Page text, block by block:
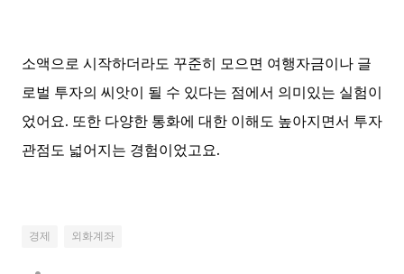
소액으로 시작하더라도 꾸준히 모으면 여행자금이나 글
로벌 투자의 씨앗이 될 수 있다는 점에서 의미있는 실험이
었어요. 또한 다양한 통화에 대한 이해도 높아지면서 투자
관점도 넓어지는 경험이었고요.
경제 외화계좌